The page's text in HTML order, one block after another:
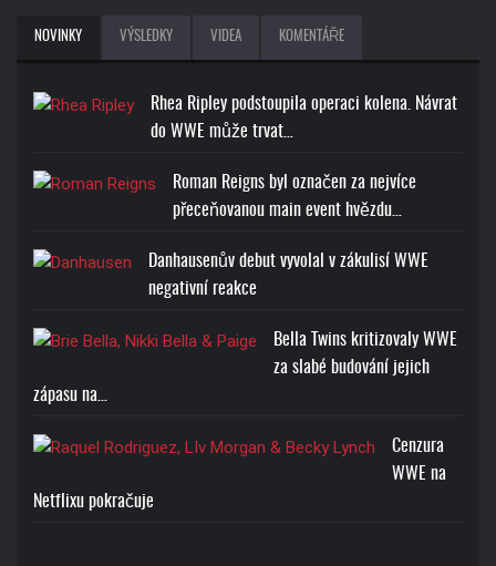
NOVINKY VÝSLEDKY VIDEA KOMENTÁŘE
Rhea Ripley podstoupila operaci kolena. Návrat
do WWE může trvat…
Roman Reigns byl označen za nejvíce
přeceňovanou main event hvězdu…
Danhausenův debut vyvolal v zákulisí WWE
negativní reakce
Bella Twins kritizovaly WWE
za slabé budování jejich
zápasu na…
Cenzura
WWE na
Netflixu pokračuje